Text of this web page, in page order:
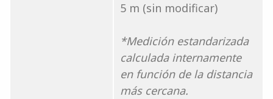
5 m (sin modificar)
*Medición estandarizada
calculada internamente
en función de la distancia
más cercana.